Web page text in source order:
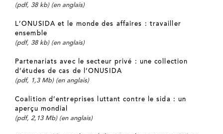
(pdf, 38 kb) (en anglais)
L’ONUSIDA et le monde des affaires : travailler
ensemble
(pdf, 38 kb) (en anglais)
Partenariats avec le secteur privé : une collection
d’études de cas de l’ONUSIDA
(pdf, 1,3 Mb) (en anglais)
Coalition d’entreprises luttant contre le sida : un
aperçu mondial
(pdf, 2,13 Mb) (en anglais)